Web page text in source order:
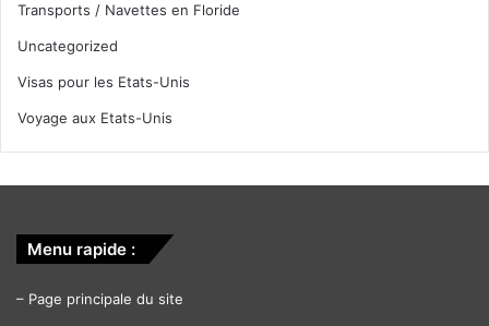
Transports / Navettes en Floride
Uncategorized
Visas pour les Etats-Unis
Voyage aux Etats-Unis
Menu rapide :
– Page principale du site